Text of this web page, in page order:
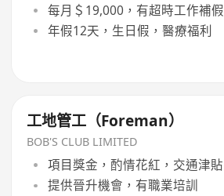
每月＄19,000，有超時工作補假
年假12天，生日假，醫療福利
工地管工（Foreman）
BOB'S CLUB LIMITED
項目獎金，酌情花紅，交通津貼
提供晉升機會，有職業培訓